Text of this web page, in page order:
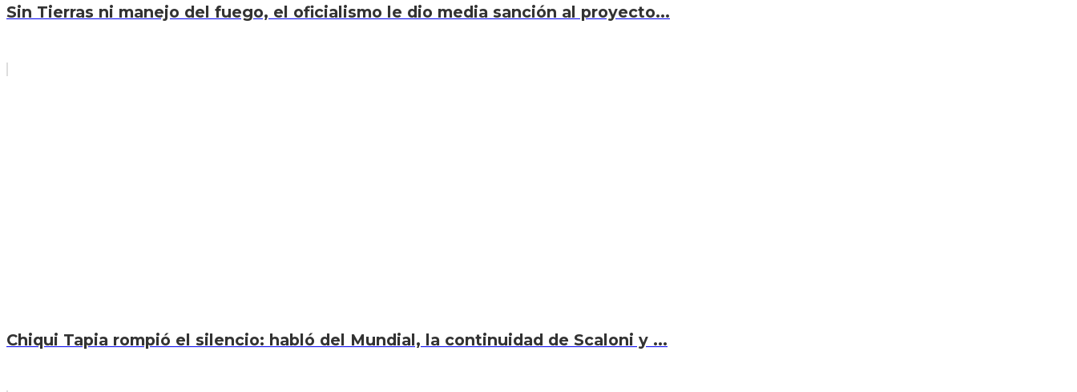
Sin Tierras ni manejo del fuego, el oficialismo le dio media sanción al proyecto...
Chiqui Tapia rompió el silencio: habló del Mundial, la continuidad de Scaloni y ...